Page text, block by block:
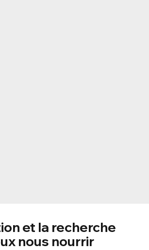
et la recherche
nous nourrir